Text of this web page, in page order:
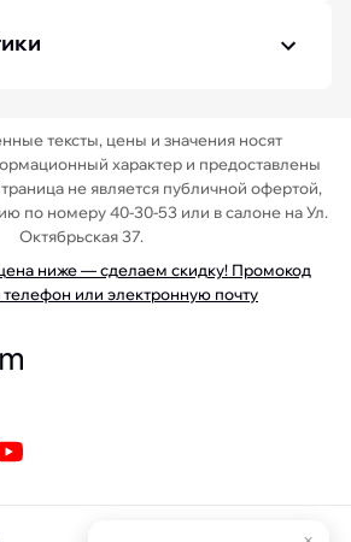
тексты, цены и значения носят
характер и предоставлены
не является публичной офертой,
по номеру 40-30-53 или в салоне на Ул.
Октябрьская 37.
ниже — сделаем скидку! Промокод
или электронную почту